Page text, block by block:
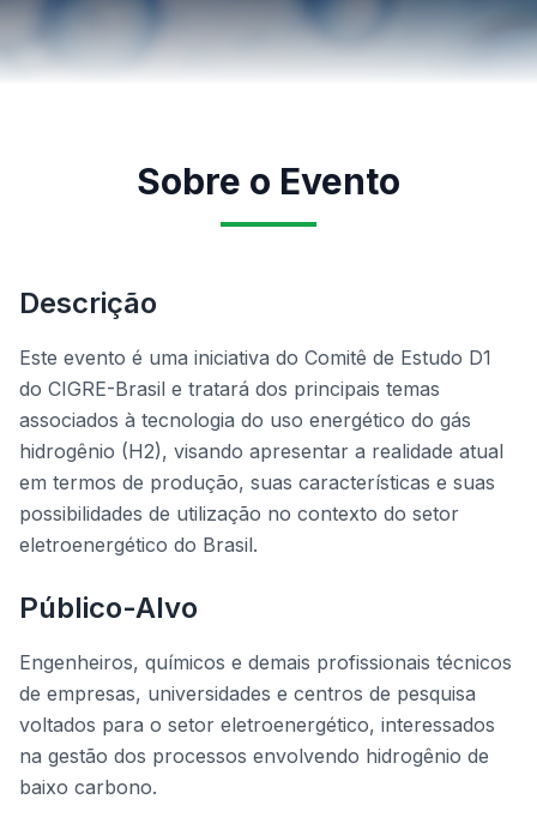
Sobre o Evento
Descrição
Este evento é uma iniciativa do Comitê de Estudo D1
do CIGRE-Brasil e tratará dos principais temas
associados à tecnologia do uso energético do gás
hidrogênio (H2), visando apresentar a realidade atual
em termos de produção, suas características e suas
possibilidades de utilização no contexto do setor
eletroenergético do Brasil.
Público-Alvo
Engenheiros, químicos e demais profissionais técnicos
de empresas, universidades e centros de pesquisa
voltados para o setor eletroenergético, interessados
na gestão dos processos envolvendo hidrogênio de
baixo carbono.